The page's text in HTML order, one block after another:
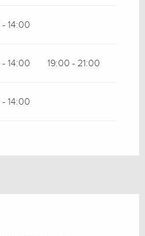
14:00
14:00 19:00 - 21:00
14:00